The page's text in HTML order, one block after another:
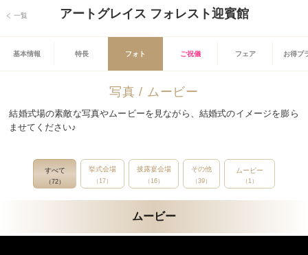
一覧 アートグレイス フォレスト迎賓館
基本情報 特長 フォト ご祝儀 フェア お得プ
写真 / ムービー
結婚式場の素敵な写真やムービーを見ながら、結婚式のイメージを膨ら
ませてください♪
すべて
（72）
挙式会場
（17）
披露宴会場
（16）
その他
（39）
ムービー
（1）
ムービー